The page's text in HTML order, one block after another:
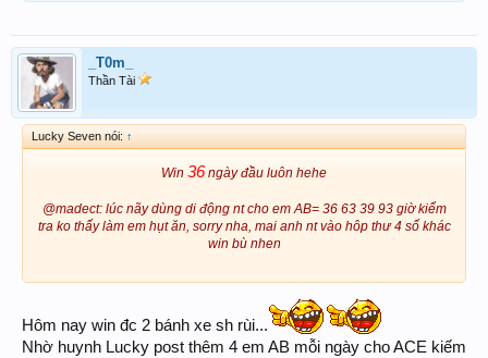
_T0m_
Thần Tài
Lucky Seven nói: ↑
Win 36 ngày đầu luôn hehe
@madect: lúc nãy dùng di động nt cho em AB= 36 63 39 93 giờ kiểm
tra ko thấy làm em hụt ăn, sorry nha, mai anh nt vào hôp thư 4 số khác
win bù nhen​
Hôm nay win đc 2 bánh xe sh rùi...
Nhờ huynh Lucky post thêm 4 em AB mỗi ngày cho ACE kiếm